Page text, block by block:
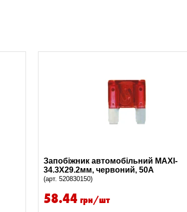
Запобіжник автомобільний MAXI-
34.3X29.2мм, червоний, 50A
(арт. 520830150)
58.44 грн/шт